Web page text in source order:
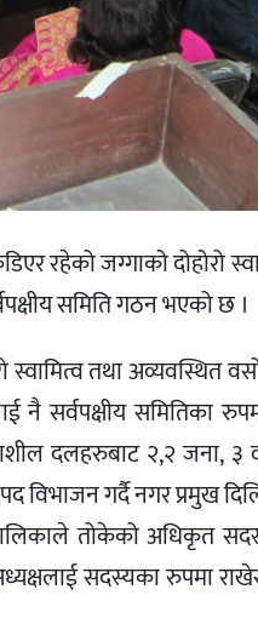
रहेको जग्गाको दोहोरो
समिति गठन भएको छ ।
स्वामित्व तथा अव्यवस्थित
सर्वपक्षीय समितिका
दलहरुबाट २,२ जना, ३
विभाजन गर्दै नगर प्रमुख
तोकेको अधिकृत
सदस्यका रुपमा